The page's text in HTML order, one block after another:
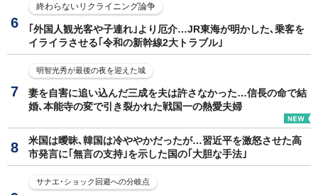
終わらないリクライニング論争
｢外国人観光客や子連れ｣より厄介…JR東海が明かした､乗客を
イライラさせる｢令和の新幹線2大トラブル｣
明智光秀が最後の夜を迎えた城
妻を自害に追い込んだ三成を夫は許さなかった…信長の命で結
婚､本能寺の変で引き裂かれた戦国一の熱愛夫婦
米国は曖昧､韓国は冷ややかだったが…習近平を激怒させた高
市発言に｢無言の支持｣を示した国の｢大胆な手法｣
サナエ･ショック回避への分岐点